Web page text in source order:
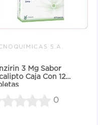
S.A.
3 Mg Sabor
Caja Con 12
0